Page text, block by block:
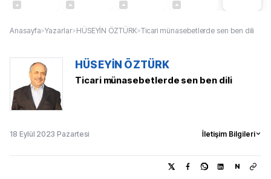
Anasayfa>Yazarlar>HÜSEYİN ÖZTÜRK>Ticari münasebetlerde sen ben dili
HÜSEYİN ÖZTÜRK
Ticari münasebetlerde sen ben dili
18 Eylül 2023 Pazartesi İletişim Bilgileri
N